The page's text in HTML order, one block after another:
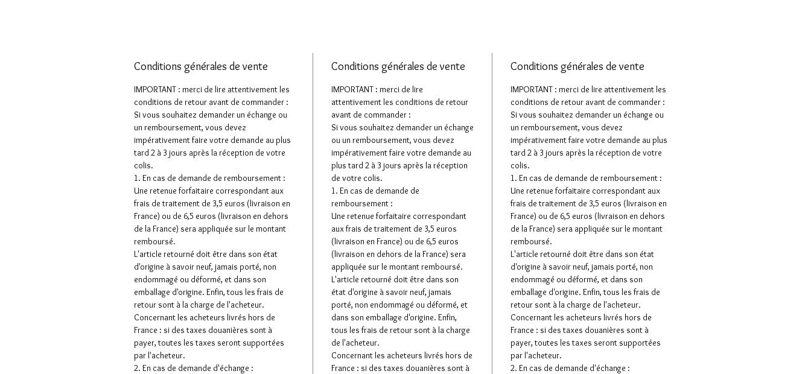
Conditions générales de vente
IMPORTANT : merci de lire attentivement les
conditions de retour avant de commander :
Si vous souhaitez demander un échange ou
un remboursement, vous devez
impérativement faire votre demande au plus
tard 2 à 3 jours après la réception de votre
colis.
1. En cas de demande de remboursement :
Une retenue forfaitaire correspondant aux
frais de traitement de 3,5 euros (livraison en
France) ou de 6,5 euros (livraison en dehors
de la France) sera appliquée sur le montant
remboursé.
L'article retourné doit être dans son état
d'origine à savoir neuf, jamais porté, non
endommagé ou déformé, et dans son
emballage d'origine. Enfin, tous les frais de
retour sont à la charge de l'acheteur.
Concernant les acheteurs livrés hors de
France : si des taxes douanières sont à
payer, toutes les taxes seront supportées
par l'acheteur.
2. En cas de demande d'échange :
Conditions générales de vente
IMPORTANT : merci de lire
attentivement les conditions de retour
avant de commander :
Si vous souhaitez demander un échange
ou un remboursement, vous devez
impérativement faire votre demande au
plus tard 2 à 3 jours après la réception
de votre colis.
1. En cas de demande de
remboursement :
Une retenue forfaitaire correspondant
aux frais de traitement de 3,5 euros
(livraison en France) ou de 6,5 euros
(livraison en dehors de la France) sera
appliquée sur le montant remboursé.
L'article retourné doit être dans son
état d'origine à savoir neuf, jamais
porté, non endommagé ou déformé, et
dans son emballage d'origine. Enfin,
tous les frais de retour sont à la charge
de l'acheteur.
Concernant les acheteurs livrés hors de
France : si des taxes douanières sont à
Conditions générales de vente
IMPORTANT : merci de lire attentivement les
conditions de retour avant de commander :
Si vous souhaitez demander un échange ou
un remboursement, vous devez
impérativement faire votre demande au plus
tard 2 à 3 jours après la réception de votre
colis.
1. En cas de demande de remboursement :
Une retenue forfaitaire correspondant aux
frais de traitement de 3,5 euros (livraison en
France) ou de 6,5 euros (livraison en dehors
de la France) sera appliquée sur le montant
remboursé.
L'article retourné doit être dans son état
d'origine à savoir neuf, jamais porté, non
endommagé ou déformé, et dans son
emballage d'origine. Enfin, tous les frais de
retour sont à la charge de l'acheteur.
Concernant les acheteurs livrés hors de
France : si des taxes douanières sont à
payer, toutes les taxes seront supportées
par l'acheteur.
2. En cas de demande d'échange :